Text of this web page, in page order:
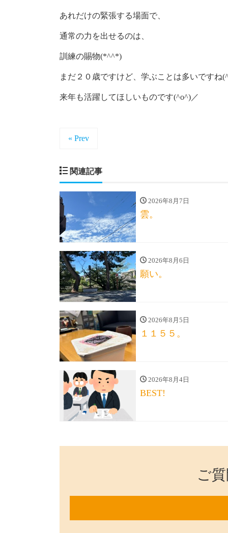
あれだけの緊張する場面で、
通常の力を出せるのは、
訓練の賜物(*^^*)
まだ２０歳ですけど、学ぶことは多いですね
来年も活躍してほしいものです(^o^)／
« Prev
関連記事
2026年8月7日
雲。
2026年8月6日
願い。
2026年8月5日
１１５５。
2026年8月4日
BEST!
ご